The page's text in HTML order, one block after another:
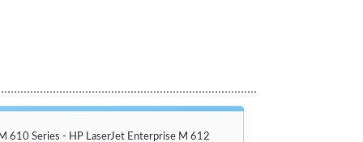
610 Series - HP LaserJet Enterprise M 612